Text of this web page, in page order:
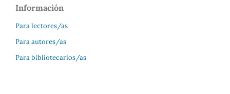
Información
Para lectores/as
Para autores/as
Para bibliotecarios/as